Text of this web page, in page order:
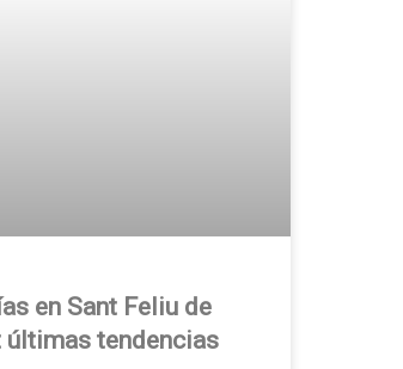
en Sant Feliu de
últimas tendencias